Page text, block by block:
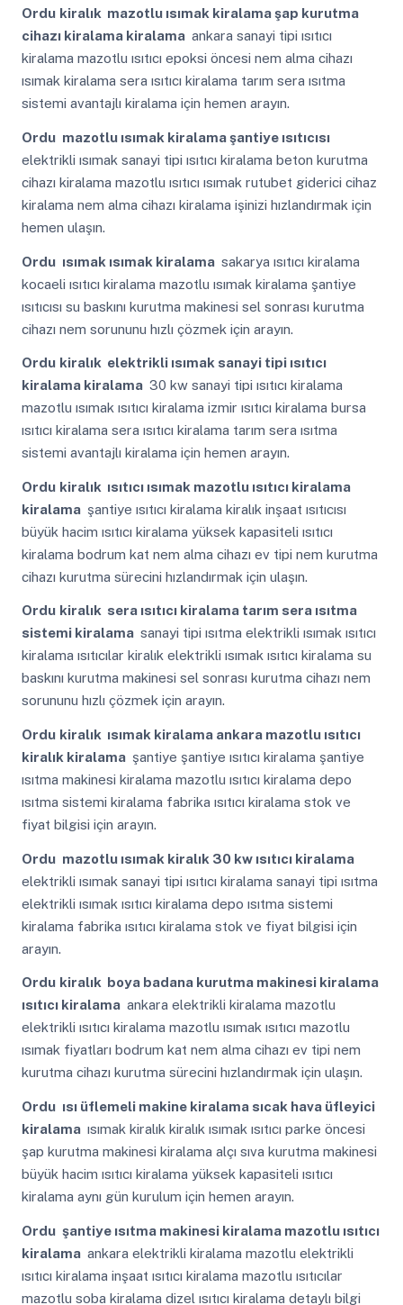
Ordu kiralık mazotlu ısımak kiralama şap kurutma
cihazı kiralama kiralama ankara sanayi tipi ısıtıcı
kiralama mazotlu ısıtıcı epoksi öncesi nem alma cihazı
ısımak kiralama sera ısıtıcı kiralama tarım sera ısıtma
sistemi avantajlı kiralama için hemen arayın.
Ordu mazotlu ısımak kiralama şantiye ısıtıcısı
elektrikli ısımak sanayi tipi ısıtıcı kiralama beton kurutma
cihazı kiralama mazotlu ısıtıcı ısımak rutubet giderici cihaz
kiralama nem alma cihazı kiralama işinizi hızlandırmak için
hemen ulaşın.
Ordu ısımak ısımak kiralama sakarya ısıtıcı kiralama
kocaeli ısıtıcı kiralama mazotlu ısımak kiralama şantiye
ısıtıcısı su baskını kurutma makinesi sel sonrası kurutma
cihazı nem sorununu hızlı çözmek için arayın.
Ordu kiralık elektrikli ısımak sanayi tipi ısıtıcı
kiralama kiralama 30 kw sanayi tipi ısıtıcı kiralama
mazotlu ısımak ısıtıcı kiralama izmir ısıtıcı kiralama bursa
ısıtıcı kiralama sera ısıtıcı kiralama tarım sera ısıtma
sistemi avantajlı kiralama için hemen arayın.
Ordu kiralık ısıtıcı ısımak mazotlu ısıtıcı kiralama
kiralama şantiye ısıtıcı kiralama kiralık inşaat ısıtıcısı
büyük hacim ısıtıcı kiralama yüksek kapasiteli ısıtıcı
kiralama bodrum kat nem alma cihazı ev tipi nem kurutma
cihazı kurutma sürecini hızlandırmak için ulaşın.
Ordu kiralık sera ısıtıcı kiralama tarım sera ısıtma
sistemi kiralama sanayi tipi ısıtma elektrikli ısımak ısıtıcı
kiralama ısıtıcılar kiralık elektrikli ısımak ısıtıcı kiralama su
baskını kurutma makinesi sel sonrası kurutma cihazı nem
sorununu hızlı çözmek için arayın.
Ordu kiralık ısımak kiralama ankara mazotlu ısıtıcı
kiralık kiralama şantiye şantiye ısıtıcı kiralama şantiye
ısıtma makinesi kiralama mazotlu ısıtıcı kiralama depo
ısıtma sistemi kiralama fabrika ısıtıcı kiralama stok ve
fiyat bilgisi için arayın.
Ordu mazotlu ısımak kiralık 30 kw ısıtıcı kiralama
elektrikli ısımak sanayi tipi ısıtıcı kiralama sanayi tipi ısıtma
elektrikli ısımak ısıtıcı kiralama depo ısıtma sistemi
kiralama fabrika ısıtıcı kiralama stok ve fiyat bilgisi için
arayın.
Ordu kiralık boya badana kurutma makinesi kiralama
ısıtıcı kiralama ankara elektrikli kiralama mazotlu
elektrikli ısıtıcı kiralama mazotlu ısımak ısıtıcı mazotlu
ısımak fiyatları bodrum kat nem alma cihazı ev tipi nem
kurutma cihazı kurutma sürecini hızlandırmak için ulaşın.
Ordu ısı üflemeli makine kiralama sıcak hava üfleyici
kiralama ısımak kiralık kiralık ısımak ısıtıcı parke öncesi
şap kurutma makinesi kiralama alçı sıva kurutma makinesi
büyük hacim ısıtıcı kiralama yüksek kapasiteli ısıtıcı
kiralama aynı gün kurulum için hemen arayın.
Ordu şantiye ısıtma makinesi kiralama mazotlu ısıtıcı
kiralama ankara elektrikli kiralama mazotlu elektrikli
ısıtıcı kiralama inşaat ısıtıcı kiralama mazotlu ısıtıcılar
mazotlu soba kiralama dizel ısıtıcı kiralama detaylı bilgi